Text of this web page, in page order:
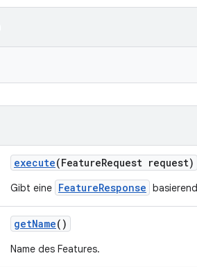
execute(FeatureRequest request)
Gibt eine FeatureResponse
getName()
Name des Features.